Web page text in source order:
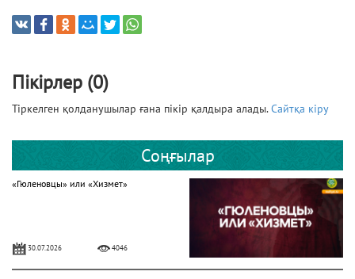
Пікірлер (0)
Тіркелген қолданушылар ғана пікір қалдыра алады.Сайтқа кіру
Соңғылар
«Гюленовцы» или «Хизмет»
30.07.2026 4046